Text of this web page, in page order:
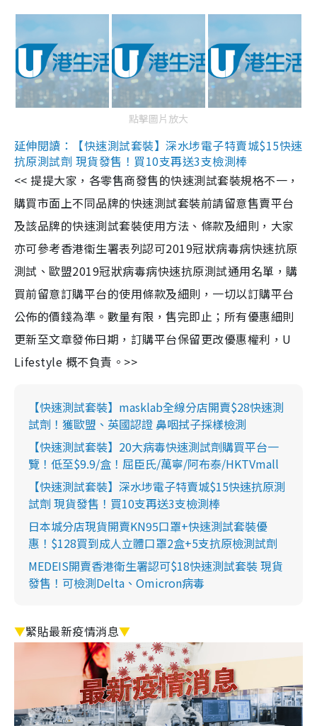
點擊圖片放大
延伸閱讀：【快速測試套裝】深水埗電子特賣城$15快速
抗原測試劑 現貨發售！買10支再送3支檢測棒
<< 提提大家，各零售商發售的快速測試套裝規格不一，
購買市面上不同品牌的快速測試套裝前請留意售賣平台
及該品牌的快速測試套裝使用方法、條款及細則，大家
亦可參考香港衞生署表列認可2019冠狀病毒病快速抗原
測試、歐盟2019冠狀病毒病快速抗原測試通用名單，購
買前留意訂購平台的使用條款及細則，一切以訂購平台
公佈的價錢為準。數量有限，售完即止；所有優惠細則
更新至文章發佈日期，訂購平台保留更改優惠權利，U
Lifestyle 概不負責。>>
【快速測試套裝】masklab全線分店開賣$28快速測
試劑！獲歐盟、英國認證 鼻咽拭子採樣檢測
【快速測試套裝】20大病毒快速測試劑購買平台一
覽！低至$9.9/盒！屈臣氏/萬寧/阿布泰/HKTVmall
【快速測試套裝】深水埗電子特賣城$15快速抗原測
試劑 現貨發售！買10支再送3支檢測棒
日本城分店現貨開賣KN95口罩+快速測試套裝優
惠！$128買到成人立體口罩2盒+5支抗原檢測試劑
MEDEIS開賣香港衛生署認可$18快速測試套裝 現貨
發售！可檢測Delta、Omicron病毒
▼緊貼最新疫情消息▼